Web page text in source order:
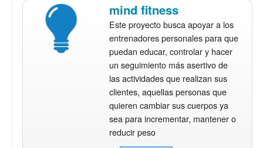
mind fitness
Este proyecto busca apoyar a los
entrenadores personales para que
puedan educar, controlar y hacer
un seguimiento más asertivo de
las actividades que realizan sus
clientes, aquellas personas que
quieren cambiar sus cuerpos ya
sea para incrementar, mantener o
reducir peso